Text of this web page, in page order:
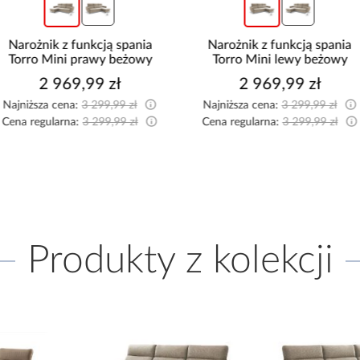
Narożnik z funkcją spania
Torro Mini prawy beżowy
2 969,99 zł
Najniższa cena:3 299,99 zł
Cena regularna:3 299,99 zł
Narożnik z funkcją spania
Torro Mini lewy beżowy
2 969,99 zł
Najniższa cena:3 299,99 zł
Cena regularna:3 299,99 zł
Produkty z kolekcji